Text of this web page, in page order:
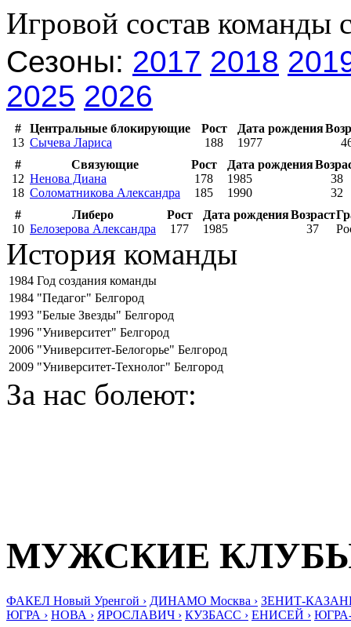
Игровой состав команды
Сезоны: 2017 2018
2025 2026
# Центральные блокирующие Рост Дата рождения
13 Сычева Лариса 188 1977
#
Связующие Рост Дата рождения
12 Ненова Диана 178 1985
38
18 Соломатникова Александра 185 1990
32
#
Либеро Рост Дата рожденияВозраст
10 Белозерова Александра 177 1985 37
История команды
1984 Год создания команды
1984 "Педагог" Белгород
1993 "Белые Звезды" Белгород
1996 "Университет" Белгород
2006 "Университет-Белогорье" Белгород
2009 "Университет-Технолог" Белгород
За нас болеют:
МУЖСКИЕ
ФАКЕЛ Новый Уренгой › ДИНАМО Москва › ЗЕНИТ-
ЮГРА › НОВА › ЯРОСЛАВИЧ › КУЗБАСС › ЕНИСЕЙ ›